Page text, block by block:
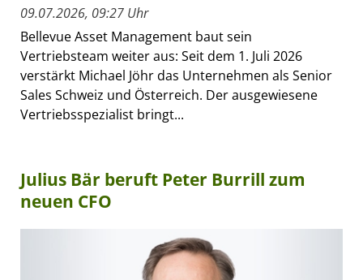
09.07.2026, 09:27 Uhr
Bellevue Asset Management baut sein
Vertriebsteam weiter aus: Seit dem 1. Juli 2026
verstärkt Michael Jöhr das Unternehmen als Senior
Sales Schweiz und Österreich. Der ausgewiesene
Vertriebsspezialist bringt...
Julius Bär beruft Peter Burrill zum
neuen CFO